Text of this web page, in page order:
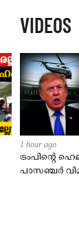
VIDEOS
1 hour ago
ട്രംപിന്റെ
പാസഞ്ചര്‍